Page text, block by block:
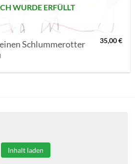
WURDE ERFÜLLT
Schlummerotter
35,00€
Inhalt laden